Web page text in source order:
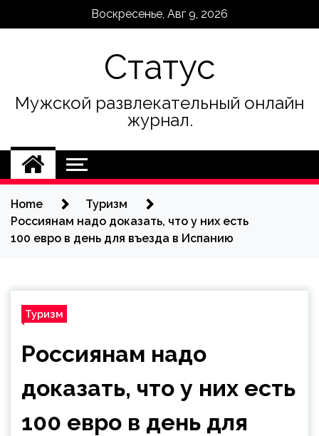
Воскресенье, Авг 9, 2026
Статус
Мужской развлекательный онлайн
журнал.
Home
Туризм
Россиянам надо доказать, что у них есть
100 евро в день для въезда в Испанию
Туризм
Россиянам надо
доказать, что у них есть
100 евро в день для